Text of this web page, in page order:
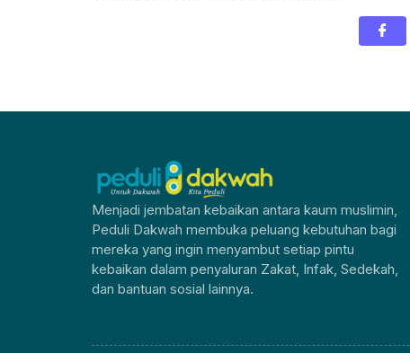
Menjadi jembatan kebaikan antara kaum muslimin,
Peduli Dakwah membuka peluang kebutuhan bagi
mereka yang ingin menyambut setiap pintu
kebaikan dalam penyaluran Zakat, Infak, Sedekah,
dan bantuan sosial lainnya.